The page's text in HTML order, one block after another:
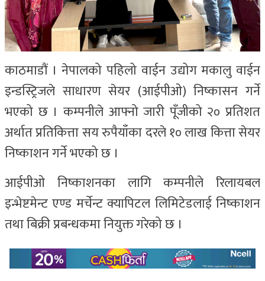
काठमाडौं । नेपालको पहिलो वाईन उद्योग मकालु वाईन
इन्डस्ट्रिजले साधारण सेयर (आईपीओ) निष्कासन गर्ने
भएको छ । कम्पनीले आफ्नो जारी पूँजीको २० प्रतिशत
अर्थात प्रतिकित्ता सय रुपैयाँका दरले १० लाख कित्ता सेयर
निष्काशन गर्ने भएको छ ।
आईपीओ निष्काशनका लागि कम्पनीले रिलायबल
इन्भेष्टमेन्ट एण्ड मर्चेन्ट क्यापिटल लिमिटेडलाई निष्काशन
तथा बिक्री प्रबन्धकमा नियुक्त गरेको छ ।